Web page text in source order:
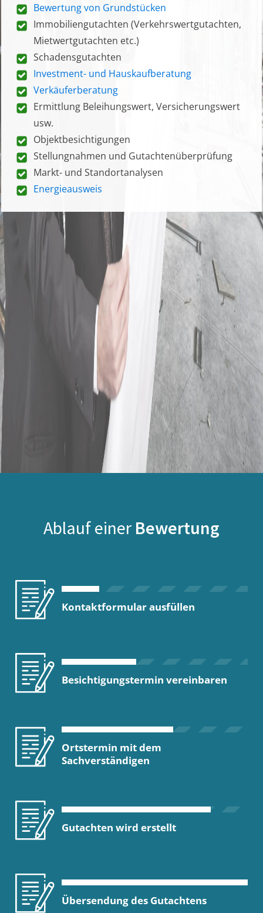
Bewertung von Grundstücken
Immobiliengutachten (Verkehrswertgutachten,
Mietwertgutachten etc.)
Schadensgutachten
Investment- und Hauskaufberatung
Verkäuferberatung
Ermittlung Beleihungswert, Versicherungswert
usw.
Objektbesichtigungen
Stellungnahmen und Gutachtenüberprüfung
Markt- und Standortanalysen
Energieausweis
Ablauf einer Bewertung
Kontaktformular ausfüllen
Besichtigungstermin vereinbaren
Ortstermin mit dem
Sachverständigen
Gutachten wird erstellt
Übersendung des Gutachtens